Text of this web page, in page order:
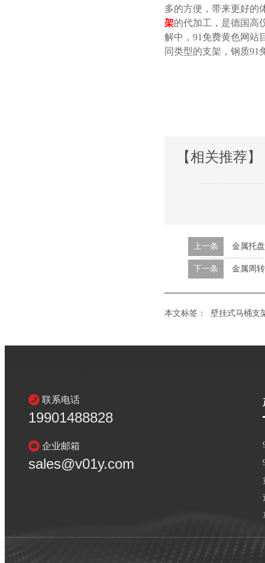
多的方便，带来更好的
架的代加工，是德
解中，91免费黄色
同类型的支架，钢质
【相关推荐】
上一条 金属托
下一条 金属周
本文标签： 壁挂式马桶支
联系电话
19901488828
企业邮箱
sales@v01y.com